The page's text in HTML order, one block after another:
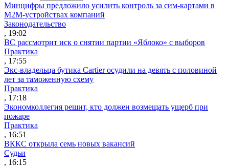
Минцифры предложило усилить контроль за сим-картами в
M2M-устройствах компаний
Законодательство
, 19:02
ВС рассмотрит иск о снятии партии «Яблоко» с выборов
Практика
, 17:55
Экс-владельца бутика Cartier осудили на девять с половиной
лет за таможенную схему
Практика
, 17:18
Экономколлегия решит, кто должен возмещать ущерб при
пожаре
Практика
, 16:51
ВККС открыла семь новых вакансий
Судьи
, 16:15